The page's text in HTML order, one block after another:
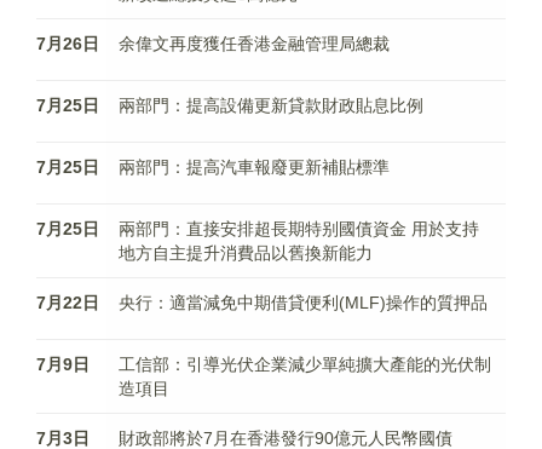
7月26日 余偉文再度獲任香港金融管理局總裁
7月25日 兩部門：提高設備更新貸款財政貼息比例
7月25日 兩部門：提高汽車報廢更新補貼標準
7月25日
兩部門：直接安排超長期特别國債資金 用於支持
地方自主提升消費品以舊換新能力
7月22日 央行：適當減免中期借貸便利(MLF)操作的質押品
7月9日
工信部：引導光伏企業減少單純擴大產能的光伏制
造項目
7月3日 財政部將於7月在香港發行90億元人民幣國債